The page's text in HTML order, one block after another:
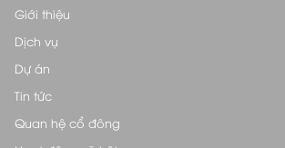
Giới thiệu
Dịch vụ
Dự án
Tin tức
Quan hệ cổ đông